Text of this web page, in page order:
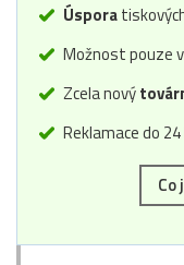
Úspora
Možnost pouze
Zcela nový
Reklamace do
Co